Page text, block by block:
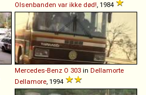
Olsenbanden var ikke død!, 1984
Mercedes-Benz O 303 in Dellamorte
Dellamore, 1994